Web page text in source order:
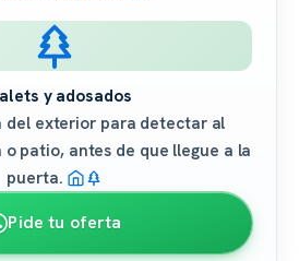
y adosados
del exterior para detectar al
patio, antes de que llegue a la
puerta.
Pide tu oferta